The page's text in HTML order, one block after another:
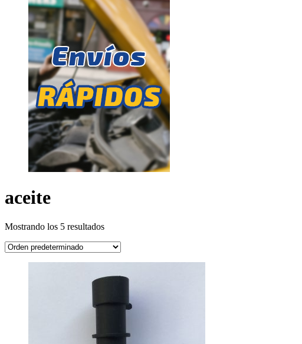
aceite
Mostrando los 5 resultados